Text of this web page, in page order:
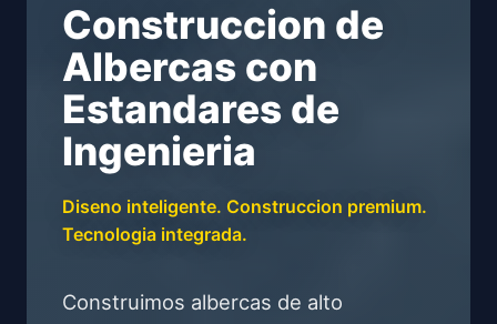
Construccion de
Albercas con
Estandares de
Ingenieria
Diseno inteligente. Construccion premium.
Tecnologia integrada.
Construimos albercas de alto